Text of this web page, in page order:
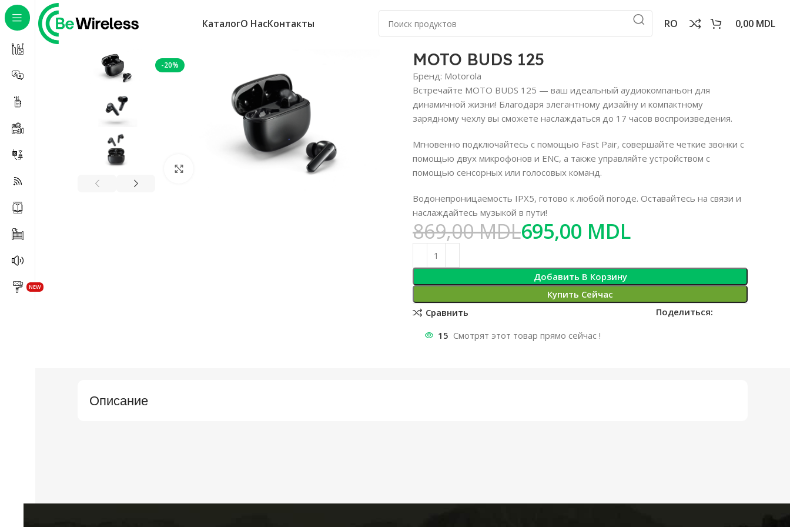
NEW
КаталогО НасКонтакты RO 0,00 MDL
MDL
MDL
MDL
MDL
-20%
Нажмите, чтобы увеличить
MOTO BUDS 125
Бренд: Motorola
Встречайте MOTO BUDS 125 — ваш идеальный аудиокомпаньон для
динамичной жизни! Благодаря элегантному дизайну и компактному
зарядному чехлу вы сможете наслаждаться до 17 часов воспроизведения.
Мгновенно подключайтесь с помощью Fast Pair, совершайте четкие звонки с
помощью двух микрофонов и ENC, а также управляйте устройством с
помощью сенсорных или голосовых команд.
Водонепроницаемость IPX5, готово к любой погоде. Оставайтесь на связи и
наслаждайтесь музыкой в пути!
869,00MDL695,00 MDL
Добавить В Корзину
Купить Сейчас
Сравнить
Поделиться:
15 Смотрят этот товар прямо сейчас !
Описание